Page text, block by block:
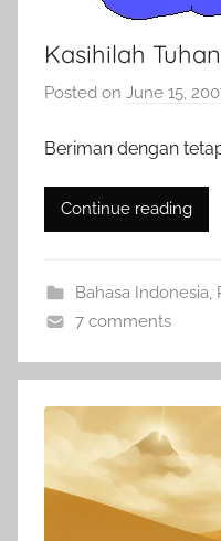
Kasihilah
Posted on June 15,
Beriman dengan
Continue reading
Bahasa Indonesia
7 comments